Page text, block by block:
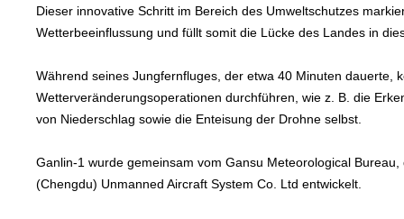
Dieser innovative Schritt im Bereich des Umweltschutzes
Wetterbeeinflussung und füllt somit die Lücke des Landes in
Während seines Jungfernfluges, der etwa 40 Minuten dauerte,
Wetterveränderungsoperationen durchführen, wie z. B. die
von Niederschlag sowie die Enteisung der Drohne selbst.
Ganlin-1 wurde gemeinsam vom Gansu Meteorological
(Chengdu) Unmanned Aircraft System Co. Ltd entwickelt.